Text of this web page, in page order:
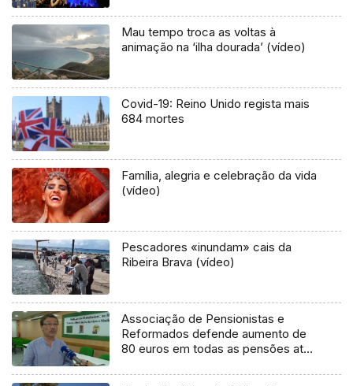
Mau tempo troca as voltas à
animação na ‘ilha dourada’ (vídeo)
Covid-19: Reino Unido regista mais
684 mortes
Família, alegria e celebração da vida
(vídeo)
Pescadores «inundam» cais da
Ribeira Brava (vídeo)
Associação de Pensionistas e
Reformados defende aumento de
80 euros em todas as pensões até